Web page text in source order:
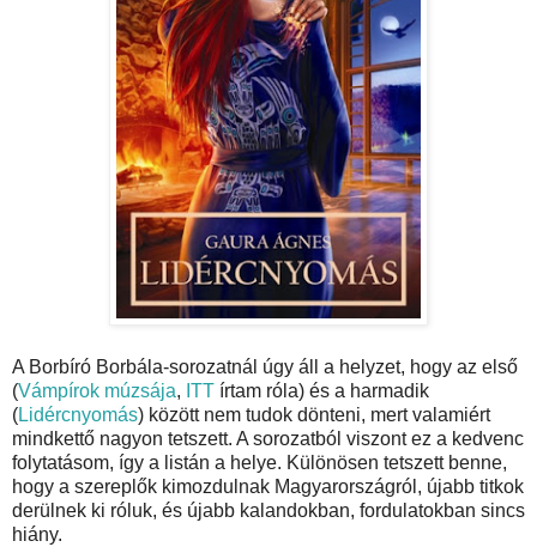
A Borbíró Borbála-sorozatnál úgy áll a helyzet, hogy az első
(Vámpírok múzsája, ITT írtam róla) és a harmadik
(Lidércnyomás) között nem tudok dönteni, mert valamiért
mindkettő nagyon tetszett. A sorozatból viszont ez a kedvenc
folytatásom, így a listán a helye. Különösen tetszett benne,
hogy a szereplők kimozdulnak Magyarországról, újabb titkok
derülnek ki róluk, és újabb kalandokban, fordulatokban sincs
hiány.